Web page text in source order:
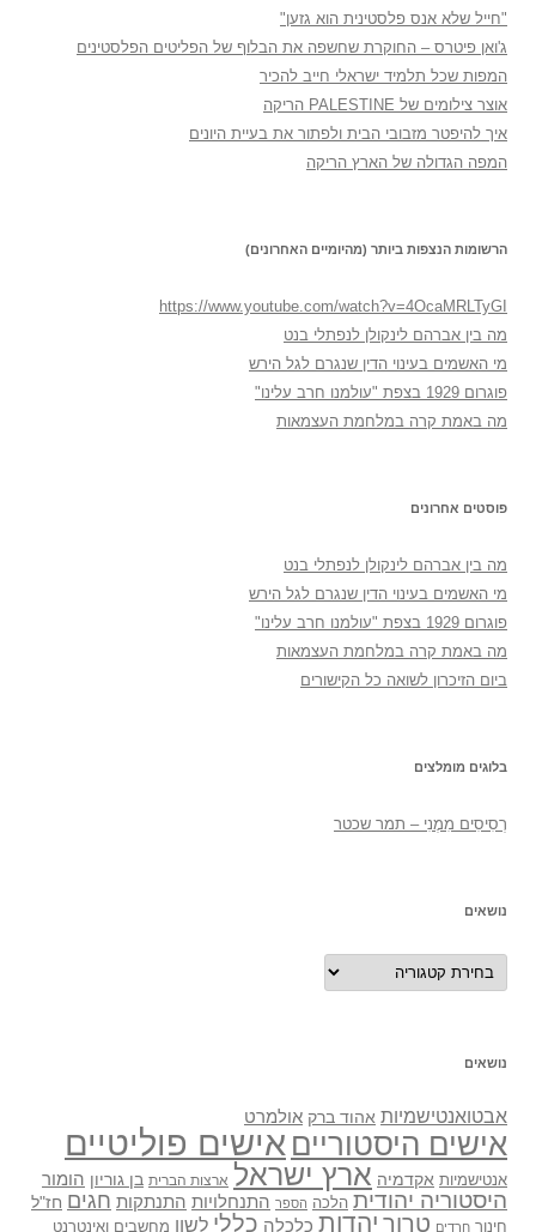
"חייל שלא אנס פלסטינית הוא גזען"
ג'ואן פיטרס – החוקרת שחשפה את הבלוף של הפליטים הפלסטינים
המפות שכל תלמיד ישראלי חייב להכיר
אוצר צילומים של PALESTINE הריקה
איך להיפטר מזבובי הבית ולפתור את בעיית היונים
המפה הגדולה של הארץ הריקה
הרשומות הנצפות ביותר (מהיומיים האחרונים)
https://www.youtube.com/watch?v=4OcaMRLTyGI
מה בין אברהם לינקולן לנפתלי בנט
מי האשמים בעינוי הדין שנגרם לגל הירש
פוגרום 1929 בצפת "עולמנו חרב עלינו"
מה באמת קרה במלחמת העצמאות
פוסטים אחרונים
מה בין אברהם לינקולן לנפתלי בנט
מי האשמים בעינוי הדין שנגרם לגל הירש
פוגרום 1929 בצפת "עולמנו חרב עלינו"
מה באמת קרה במלחמת העצמאות
ביום הזיכרון לשואה כל הקישורים
בלוגים מומלצים
רְסִיסִים מִמֶנִי – תמר שכטר
נושאים
נושאים
נושאים
אבטואנטישמיות אהוד ברק אולמרט
אישים היסטוריים אישים פוליטיים
אנטישמיות אקדמיה ארץ ישראל ארצות הברית בן גוריון הומור
היסטוריה יהודית הלכה הספר התנחלויות התנתקות חגים חז"ל
חינוך חרדים טרור יהדות כלכלה כללי לשון מחשבים ואינטרנט